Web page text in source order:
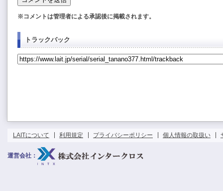
※コメントは管理者による承認後に掲載されます。
トラックバック
LAITについて 利用規定 プライバシーポリシー 個人情報の取扱い
運営会社：